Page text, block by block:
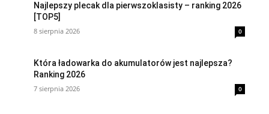
Najlepszy plecak dla pierwszoklasisty – ranking 2026
[TOP5]
8 sierpnia 2026 0
Która ładowarka do akumulatorów jest najlepsza?
Ranking 2026
7 sierpnia 2026 0